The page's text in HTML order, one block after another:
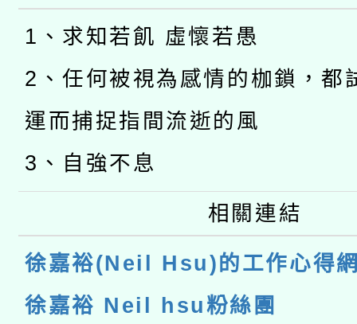
1、求知若飢 虛懷若愚
2、任何被視為感情的枷鎖，都
運而捕捉指間流逝的風
3、自強不息
相關連結
徐嘉裕(Neil Hsu)的工作心得
徐嘉裕 Neil hsu粉絲團